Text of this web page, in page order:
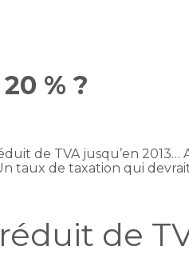
% ?
de TVA jusqu’en 2013…
taux de taxation qui
de